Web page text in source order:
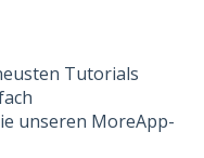
Tutorials
unseren MoreApp-